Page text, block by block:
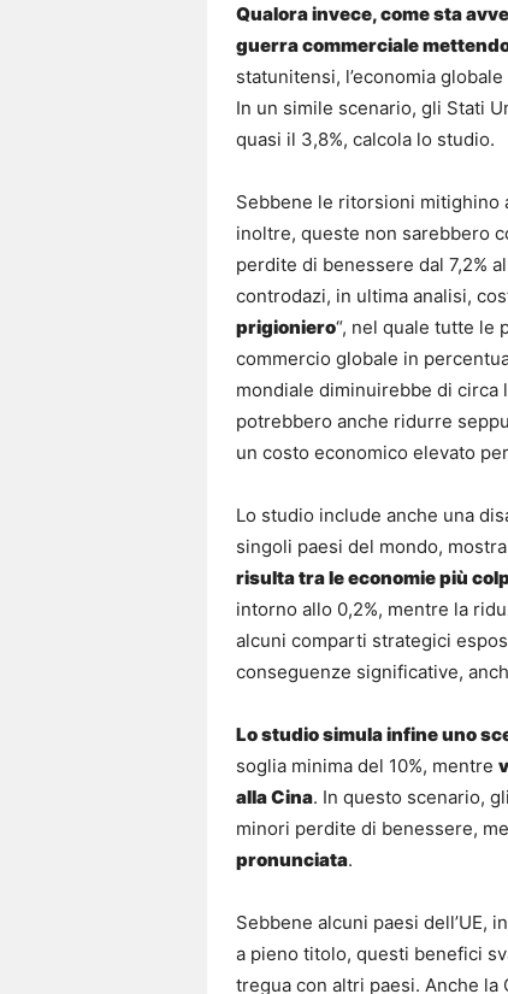
Qualora invece, come sta
guerra commerciale
statunitensi, l’economia
In un simile scenario, gli Stati
quasi il 3,8%, calcola lo studio.
Sebbene le ritorsioni
inoltre, queste non sarebbero
perdite di benessere dal 7,2%
controdazi, in ultima analisi,
prigioniero“, nel quale tutte le
commercio globale in
mondiale diminuirebbe di circa
potrebbero anche ridurre
un costo economico elevato
Lo studio include anche una
singoli paesi del mondo,
risulta tra le economie più
intorno allo 0,2%, mentre la
alcuni comparti strategici
conseguenze significative,
Lo studio simula infine uno
soglia minima del 10%, mentre
alla Cina. In questo scenario,
minori perdite di benessere,
pronunciata.
Sebbene alcuni paesi dell’UE,
a pieno titolo, questi benefici
tregua con altri paesi. Anche